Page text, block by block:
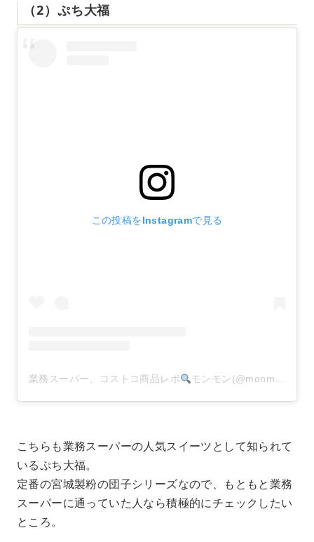
（2）ぷち大福
この投稿をInstagramで見る
業務スーパー、コストコ商品レポ モンモン(@monmon.121)がシェアした投稿
こちらも業務スーパーの人気スイーツとして知られて
いるぷち大福。
定番の宮城製粉の団子シリーズなので、もともと業務
スーパーに通っていた人なら積極的にチェックしたい
ところ。